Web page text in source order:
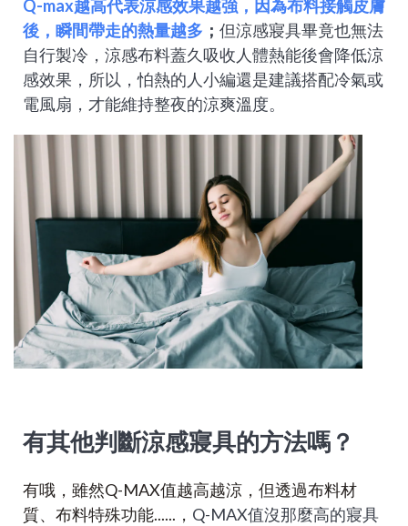
Q-max越高代表涼感效果越強，因為布料接觸皮膚
後，瞬間帶走的熱量越多 ； 但涼感寢具畢竟也無法
自行製冷，涼感布料蓋久吸收人體熱能後會降低涼
感效果，所以，怕熱的人小編還是建議搭配冷氣或
電風扇，才能維持整夜的涼爽溫度。
有其他判斷涼感寢具的方法嗎？
有哦，雖然Q-MAX值越高越涼，但透過布料材
質、布料特殊功能......， Q-MAX值沒那麼高的寢具